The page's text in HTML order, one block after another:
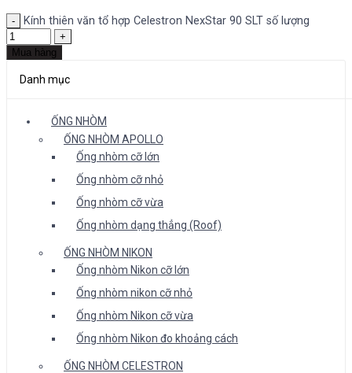
Kính thiên văn tổ hợp Celestron NexStar 90 SLT số lượng
Mua hàng
Danh mục
ỐNG NHÒM
ỐNG NHÒM APOLLO
Ống nhòm cỡ lớn
Ống nhòm cỡ nhỏ
Ống nhòm cỡ vừa
Ống nhòm dạng thẳng (Roof)
ỐNG NHÒM NIKON
Ống nhòm Nikon cỡ lớn
Ống nhòm nikon cỡ nhỏ
Ống nhòm Nikon cỡ vừa
Ống nhòm Nikon đo khoảng cách
ỐNG NHÒM CELESTRON